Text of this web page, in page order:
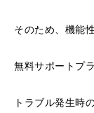
そのため、機能
無料サポートプ
トラブル発生時